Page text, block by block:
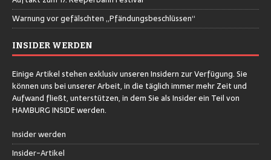
Warnung vor gefälschten „Pfändungsbeschlüssen“
INSIDER WERDEN
Einige Artikel stehen exklusiv unseren Insidern zur Verfügung. Sie
können uns bei unserer Arbeit, in die täglich immer mehr Zeit und
Aufwand fließt, unterstützen, in dem Sie als Insider ein Teil von
HAMBURG INSIDE werden.
Insider werden
Insider-Artikel